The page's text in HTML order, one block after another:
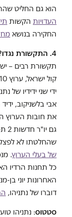
הוא גם החליט
העדויות הקשות
החקירה בנושא
4. התקשורת נגדו?
תקשורת רבים –
ידי שני ידידיו של
אבי בלשניקוב,
את חובות הערוץ
גם יו"ר חדשות 2 תמי רווה היא
שהחלטתו לא לפצל את ערוץ
של בעלי הערוץ
כל תחנות הרדיו
האחרונות יוני בן-
דוברו של נתניהו,
סטטוס: נתניהו